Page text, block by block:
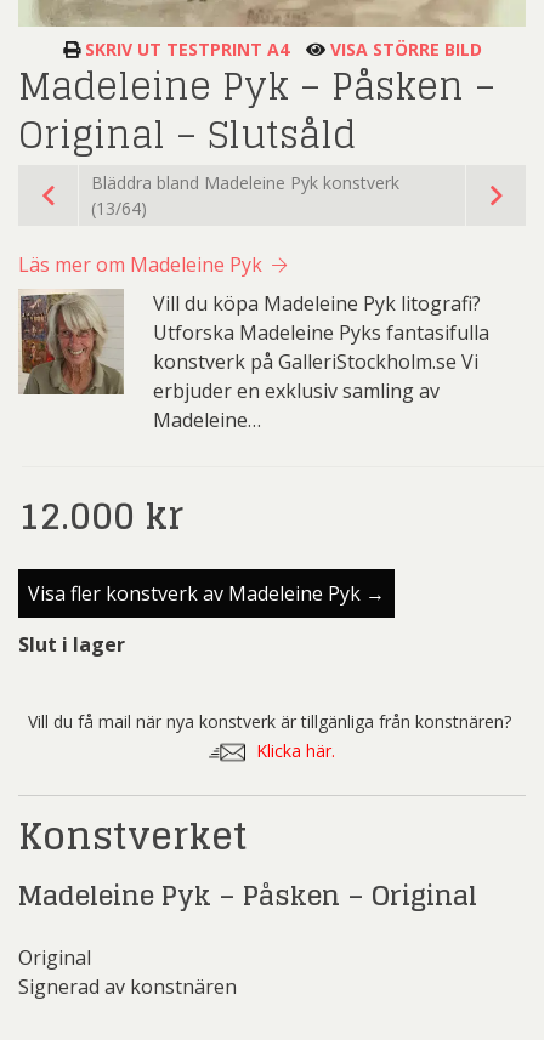
SKRIV UT TESTPRINT A4 VISA STÖRRE BILD
Madeleine Pyk – Påsken –
Original – Slutsåld
Bläddra bland Madeleine Pyk konstverk
(13/64)
Läs mer om Madeleine Pyk
Vill du köpa Madeleine Pyk litografi?
Utforska Madeleine Pyks fantasifulla
konstverk på GalleriStockholm.se Vi
erbjuder en exklusiv samling av
Madeleine…
12.000 kr
Visa fler konstverk av Madeleine Pyk →
Slut i lager
Vill du få mail när nya konstverk är tillgänliga från konstnären?
Klicka här.
Konstverket
Madeleine Pyk – Påsken – Original
Original
Signerad av konstnären